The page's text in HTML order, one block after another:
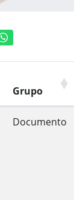
WhatsApp
Grupo
Documento